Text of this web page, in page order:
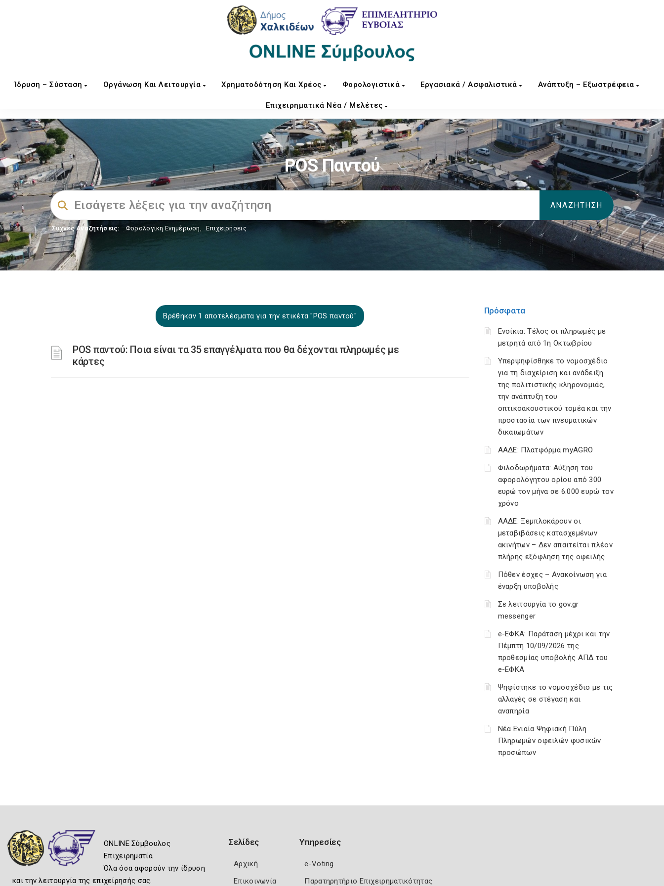
Ίδρυση – Σύσταση Οργάνωση Και Λειτουργία Χρηματοδότηση Και Χρέος Φορολογιστικά Εργασιακά / Ασφαλιστικά Ανάπτυξη – Εξωστρέφεια
Επιχειρηματικά Νέα / Μελέτες
POS Παντού
Συχνές Αναζητήσεις: Φορολογικη Ενημέρωση, Επιχειρήσεις
Βρέθηκαν 1 αποτελέσματα για την ετικέτα "POS παντού"
POS παντού: Ποια είναι τα 35 επαγγέλματα που θα δέχονται πληρωμές με
κάρτες
Πρόσφατα
Ενοίκια: Τέλος οι πληρωμές με
μετρητά από 1η Οκτωβρίου
Υπερψηφίσθηκε το νομοσχέδιο
για τη διαχείριση και ανάδειξη
της πολιτιστικής κληρονομιάς,
την ανάπτυξη του
οπτικοακουστικού τομέα και την
προστασία των πνευματικών
δικαιωμάτων
ΑΑΔΕ: Πλατφόρμα myAGRO
Φιλοδωρήματα: Αύξηση του
αφορολόγητου ορίου από 300
ευρώ τον μήνα σε 6.000 ευρώ τον
χρόνο
ΑΑΔΕ: Ξεμπλοκάρουν οι
μεταβιβάσεις κατασχεμένων
ακινήτων – Δεν απαιτείται πλέον
πλήρης εξόφληση της οφειλής
Πόθεν έσχες – Ανακοίνωση για
έναρξη υποβολής
Σε λειτουργία το gov.gr
messenger
e-ΕΦΚΑ: Παράταση μέχρι και την
Πέμπτη 10/09/2026 της
προθεσμίας υποβολής ΑΠΔ του
e-ΕΦΚΑ
Ψηφίστηκε το νομοσχέδιο με τις
αλλαγές σε στέγαση και
αναπηρία
Νέα Ενιαία Ψηφιακή Πύλη
Πληρωμών οφειλών φυσικών
προσώπων
ONLINE Σύμβουλος
Επιχειρηματία
Όλα όσα αφορούν την ίδρυση
και την λειτουργία της επιχείρησής σας.
Σελίδες
Αρχική
Επικοινωνία
Υπηρεσίες
e-Voting
Παρατηρητήριο Επιχειρηματικότητας